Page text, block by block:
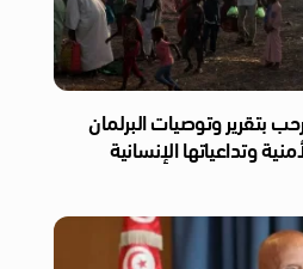
بتقرير وتوصيات البرلمان
وتداعياتها الإنسانية